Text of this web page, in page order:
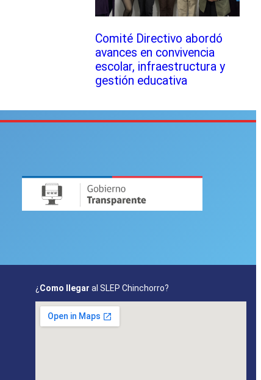
Comité Directivo abordó
avances en convivencia
escolar, infraestructura y
gestión educativa
¿ Como llegar al SLEP Chinchorro?